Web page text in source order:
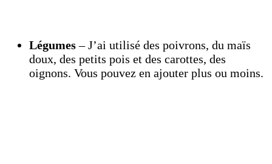
Légumes– J’ai utilisé des poivrons, du maïs
doux, des petits pois et des carottes, des
oignons. Vous pouvez en ajouter plus ou moins.